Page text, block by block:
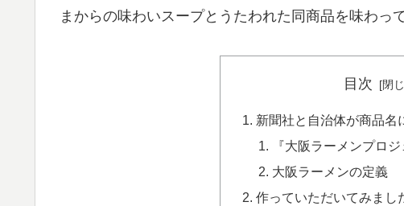
まからの味わいスープとうたわれた同商品を味わっ
目次
新聞社と自治体が商品名
『大阪ラーメンプロ
大阪ラーメンの定義
作っていただいてみまし